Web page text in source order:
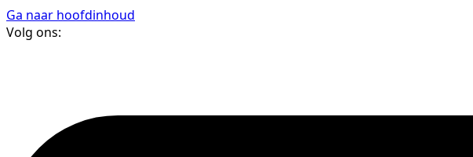
Ga naar hoofdinhoud
Volg ons: